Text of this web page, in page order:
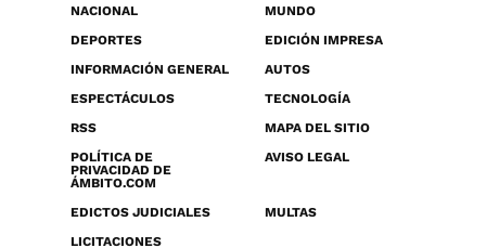
NACIONAL
MUNDO
DEPORTES
EDICIÓN IMPRESA
INFORMACIÓN GENERAL
AUTOS
ESPECTÁCULOS
TECNOLOGÍA
RSS
MAPA DEL SITIO
POLÍTICA DE
PRIVACIDAD DE
ÁMBITO.COM
AVISO LEGAL
EDICTOS JUDICIALES
MULTAS
LICITACIONES